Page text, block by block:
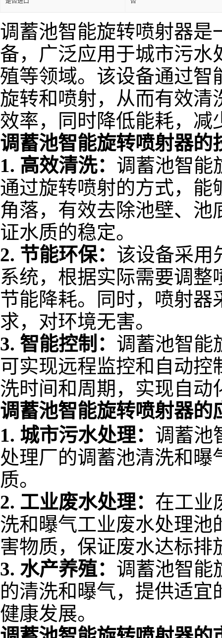
调蓄池智能旋转喷射器是
备，广泛应用于城市污水
殖等领域。该设备通过智
旋转和喷射，从而有效清
效率，同时降低能耗，减
调蓄池智能旋转喷射器的
1. 高效清洗： 调蓄池智能
通过旋转喷射的方式，能
角落，有效去除池壁、
证水质的稳定。
2. 节能环保： 该设备采用
系统，根据实际需要调
节能降耗。同时，喷射
求，对环境无害。
3. 智能控制： 调蓄池智能
可实现远程监控和自动
洗时间和周期，实现自动
调蓄池智能旋转喷射器的
1. 城市污水处理： 调蓄池
处理厂的调蓄池清洗和
质。
2. 工业废水处理： 在工业
洗和曝气工业废水处理池
害物质，保证废水达标排
3. 水产养殖： 调蓄池智能
的清洗和曝气，提供适
健康发展。